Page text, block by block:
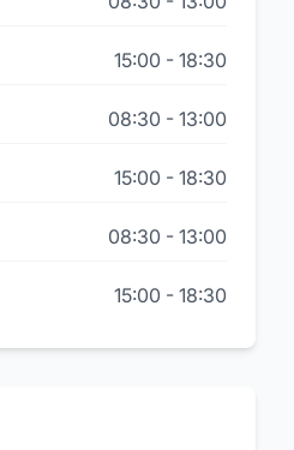
15:00 - 18:30
08:30 - 13:00
15:00 - 18:30
08:30 - 13:00
15:00 - 18:30